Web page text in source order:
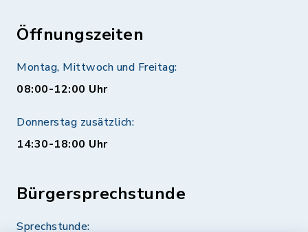
Öffnungszeiten
Montag, Mittwoch und Freitag:
08:00-12:00 Uhr
Donnerstag zusätzlich:
14:30-18:00 Uhr
Bürgersprechstunde
Sprechstunde: